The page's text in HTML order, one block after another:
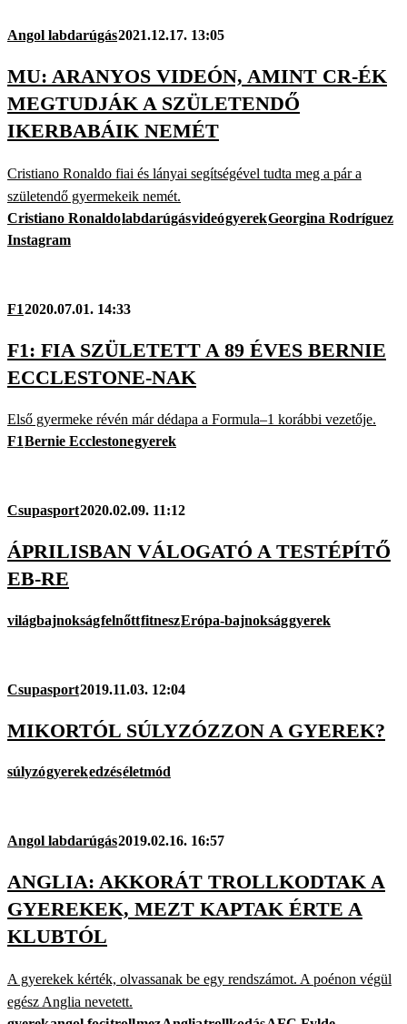
Angol labdarúgás2021.12.17. 13:05
MU: ARANYOS VIDEÓN, AMINT CR-ÉK
MEGTUDJÁK A SZÜLETENDŐ
IKERBABÁIK NEMÉT
Cristiano Ronaldo fiai és lányai segítségével tudta meg a pár a
születendő gyermekeik nemét.
Cristiano RonaldolabdarúgásvideógyerekGeorgina Rodríguez
Instagram
F12020.07.01. 14:33
F1: FIA SZÜLETETT A 89 ÉVES BERNIE
ECCLESTONE-NAK
Első gyermeke révén már dédapa a Formula–1 korábbi vezetője.
F1Bernie Ecclestonegyerek
Csupasport2020.02.09. 11:12
ÁPRILISBAN VÁLOGATÓ A TESTÉPÍTŐ
EB-RE
világbajnokságfelnőttfitneszErópa-bajnoksággyerek
Csupasport2019.11.03. 12:04
MIKORTÓL SÚLYZÓZZON A GYEREK?
súlyzógyerekedzéséletmód
Angol labdarúgás2019.02.16. 16:57
ANGLIA: AKKORÁT TROLLKODTAK A
GYEREKEK, MEZT KAPTAK ÉRTE A
KLUBTÓL
A gyerekek kérték, olvassanak be egy rendszámot. A poénon végül
egész Anglia nevetett.